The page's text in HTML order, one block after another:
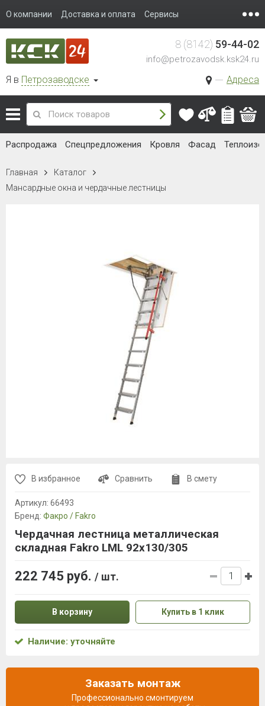
О компании Доставка и оплата Сервисы
Я в Петрозаводске Адреса
8 (8142) 59-44-02
info@petrozavodsk.ksk24.ru
Распродажа Спецпредложения Кровля Фасад
Главная
Каталог
Мансардные окна и чердачные лестницы
В избранное Сравнить В смету
Артикул: 66493
Бренд: Факро / Fakro
Чердачная лестница металлическая
складная Fakro LML 92х130/305
222 745 руб. / шт.
В корзину Купить в 1 клик
Наличие: уточняйте
Заказать монтаж
Профессионально смонтируем